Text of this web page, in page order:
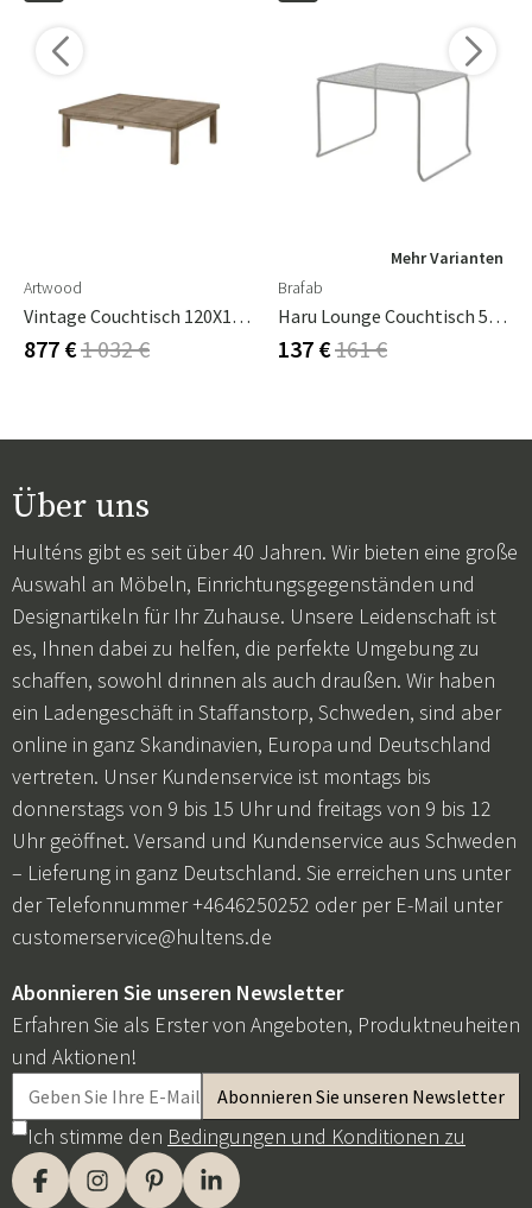
Artwood
Vintage Couchtisch 120X120 Cm
877 €1 032 €
Mehr Varianten
Brafab
Haru Lounge Couchtisch 54x54 Cm Slate Grey
137 €161 €
Über uns
Hulténs gibt es seit über 40 Jahren. Wir bieten eine große
Auswahl an Möbeln, Einrichtungsgegenständen und
Designartikeln für Ihr Zuhause. Unsere Leidenschaft ist
es, Ihnen dabei zu helfen, die perfekte Umgebung zu
schaffen, sowohl drinnen als auch draußen. Wir haben
ein Ladengeschäft in Staffanstorp, Schweden, sind aber
online in ganz Skandinavien, Europa und Deutschland
vertreten. Unser Kundenservice ist montags bis
donnerstags von 9 bis 15 Uhr und freitags von 9 bis 12
Uhr geöffnet. Versand und Kundenservice aus Schweden
– Lieferung in ganz Deutschland. Sie erreichen uns unter
der Telefonnummer +4646250252 oder per E-Mail unter
customerservice@hultens.de
Abonnieren Sie unseren Newsletter
Erfahren Sie als Erster von Angeboten, Produktneuheiten
und Aktionen!
Ich stimme den Bedingungen und Konditionen zu